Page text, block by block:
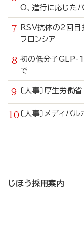
O、進行に応じた
RSV抗体の2回
フロンシア
初の低分子GLP-
で
〔人事〕厚生労
〔人事〕メディパ
じほう採用案内